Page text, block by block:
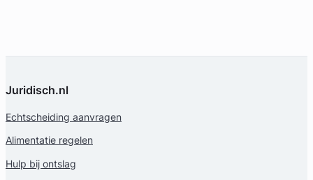
Juridisch.nl
Echtscheiding aanvragen
Alimentatie regelen
Hulp bij ontslag